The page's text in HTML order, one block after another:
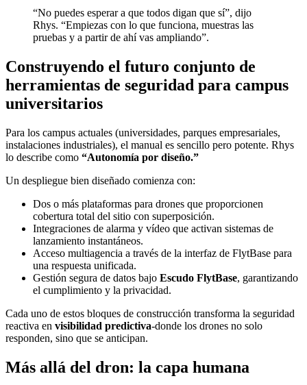
“No puedes esperar a que todos digan que sí”, dijo
Rhys. “Empiezas con lo que funciona, muestras las
pruebas y a partir de ahí vas ampliando”.
Construyendo el futuro conjunto de
herramientas de seguridad para campus
universitarios
Para los campus actuales (universidades, parques empresariales,
instalaciones industriales), el manual es sencillo pero potente. Rhys
lo describe como “Autonomía por diseño.”
Un despliegue bien diseñado comienza con:
Dos o más plataformas para drones que proporcionen
cobertura total del sitio con superposición.
Integraciones de alarma y vídeo que activan sistemas de
lanzamiento instantáneos.
Acceso multiagencia a través de la interfaz de FlytBase para
una respuesta unificada.
Gestión segura de datos bajo Escudo FlytBase, garantizando
el cumplimiento y la privacidad.
Cada uno de estos bloques de construcción transforma la seguridad
reactiva en visibilidad predictiva-donde los drones no solo
responden, sino que se anticipan.
Más allá del dron: la capa humana